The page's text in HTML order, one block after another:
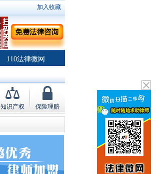
加入收藏
110法律微网
知识产权 保险理赔